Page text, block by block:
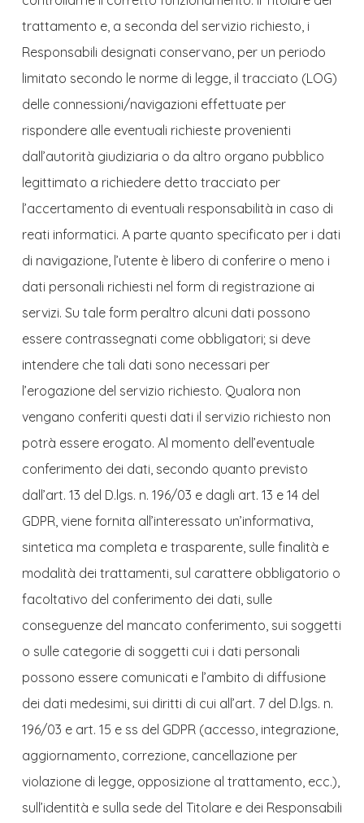
trattamento e, a seconda del servizio richiesto, i
Responsabili designati conservano, per un periodo
limitato secondo le norme di legge, il tracciato (LOG)
delle connessioni/navigazioni effettuate per
rispondere alle eventuali richieste provenienti
dall’autorità giudiziaria o da altro organo pubblico
legittimato a richiedere detto tracciato per
l’accertamento di eventuali responsabilità in caso di
reati informatici. A parte quanto specificato per i dati
di navigazione, l’utente è libero di conferire o meno i
dati personali richiesti nel form di registrazione ai
servizi. Su tale form peraltro alcuni dati possono
essere contrassegnati come obbligatori; si deve
intendere che tali dati sono necessari per
l’erogazione del servizio richiesto. Qualora non
vengano conferiti questi dati il servizio richiesto non
potrà essere erogato. Al momento dell’eventuale
conferimento dei dati, secondo quanto previsto
dall’art. 13 del D.lgs. n. 196/03 e dagli art. 13 e 14 del
GDPR, viene fornita all’interessato un’informativa,
sintetica ma completa e trasparente, sulle finalità e
modalità dei trattamenti, sul carattere obbligatorio o
facoltativo del conferimento dei dati, sulle
conseguenze del mancato conferimento, sui soggetti
o sulle categorie di soggetti cui i dati personali
possono essere comunicati e l’ambito di diffusione
dei dati medesimi, sui diritti di cui all’art. 7 del D.lgs. n.
196/03 e art. 15 e ss del GDPR (accesso, integrazione,
aggiornamento, correzione, cancellazione per
violazione di legge, opposizione al trattamento, ecc.),
sull’identità e sulla sede del Titolare e dei Responsabili